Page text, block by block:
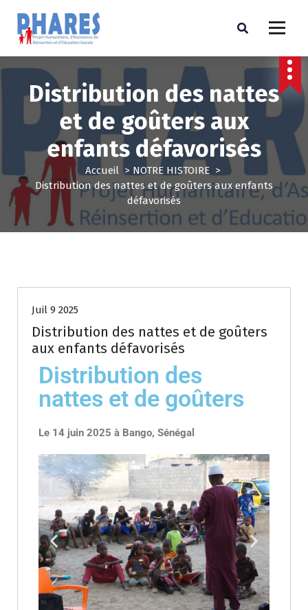
Distribution des nattes
et de goûters aux
enfants défavorisés
Accueil> NOTRE HISTOIRE>
Distribution des nattes et de goûters aux enfants
défavorisés
Juil 9 2025
Distribution des nattes et de goûters
aux enfants défavorisés
Distribution des
nattes et de goûters
Le 14 juin 2025 à Bango, Sénégal